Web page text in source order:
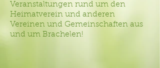
Veranstaltungen rund um den
Heimatverein und anderen
Vereinen und Gemeinschaften aus
und um Brachelen!